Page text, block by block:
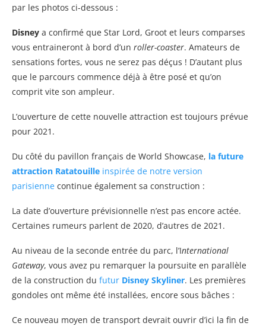
par les photos ci-dessous :
Disney a confirmé que Star Lord, Groot et leurs comparses
vous entraineront à bord d’un roller-coaster. Amateurs de
sensations fortes, vous ne serez pas déçus ! D’autant plus
que le parcours commence déjà à être posé et qu’on
comprit vite son ampleur.
L’ouverture de cette nouvelle attraction est toujours prévue
pour 2021.
Du côté du pavillon français de World Showcase, la future
attraction Ratatouille inspirée de notre version
parisienne continue également sa construction :
La date d’ouverture prévisionnelle n’est pas encore actée.
Certaines rumeurs parlent de 2020, d’autres de 2021.
Au niveau de la seconde entrée du parc, l’International
Gateway, vous avez pu remarquer la poursuite en parallèle
de la construction du futur Disney Skyliner. Les premières
gondoles ont même été installées, encore sous bâches :
Ce nouveau moyen de transport devrait ouvrir d’ici la fin de